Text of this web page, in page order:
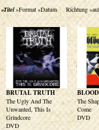
»Titel»Format»Datum Richtung
BRUTAL TRUTH
The Ugly And The
Unwanted, This Is
Grindcore
DVD
The
Come
DVD